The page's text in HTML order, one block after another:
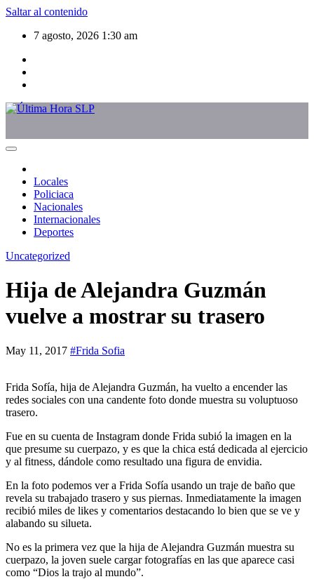
Saltar al contenido
7 agosto, 2026 1:30 am
Locales
Policiaca
Nacionales
Internacionales
Deportes
Uncategorized
Hija de Alejandra Guzmán
vuelve a mostrar su trasero
May 11, 2017 #Frida Sofia
Frida Sofía, hija de Alejandra Guzmán, ha vuelto a encender las
redes sociales con una candente foto donde muestra su voluptuoso
trasero.
Fue en su cuenta de Instagram donde Frida subió la imagen en la
que presume su cuerpazo, y es que la chica está dedicada al ejercicio
y al fitness, dándole como resultado una figura de envidia.
En la foto podemos ver a Frida Sofía usando un traje de baño que
revela su trabajado trasero y sus piernas. Inmediatamente la imagen
recibió miles de likes y comentarios destacando lo bien que se ve y
alabando su silueta.
No es la primera vez que la hija de Alejandra Guzmán muestra su
cuerpazo, la joven suele cargar fotografías en las que aparece casi
como “Dios la trajo al mundo”.